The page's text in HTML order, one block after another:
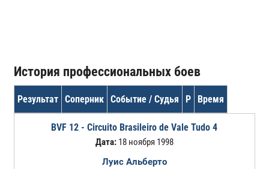
История профессиональных боев
Результат Соперник Событие / Судья Р Время
BVF 12 - Circuito Brasileiro de Vale Tudo 4
Дата:18 ноября 1998
Луис Альберто